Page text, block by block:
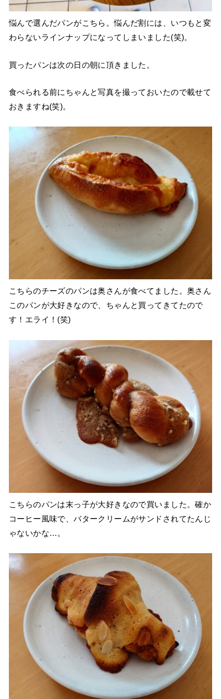
悩んで選んだパンがこちら。悩んだ割には、いつもと変
わらないラインナップになってしまいました(笑)。
買ったパンは次の日の朝に頂きました。
食べられる前にちゃんと写真を撮っておいたので載せて
おきますね(笑)。
こちらのチーズのパンは奥さんが食べてました。奥さん
このパンが大好きなので、ちゃんと買ってきてたので
す！エライ！(笑)
こちらのパンは末っ子が大好きなので買いました。確か
コーヒー風味で、バタークリームがサンドされてたんじ
ゃないかな…。